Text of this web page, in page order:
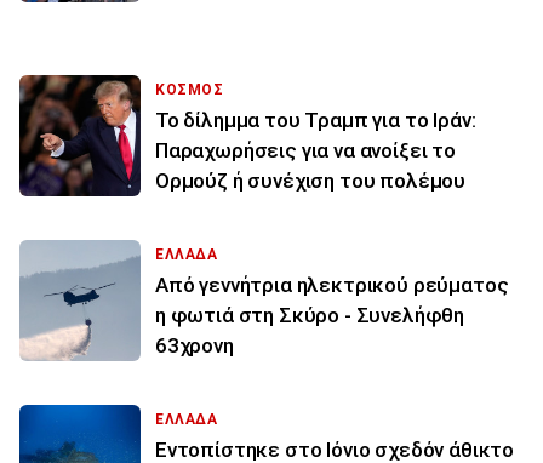
ΚΟΣΜΟΣ
Το δίλημμα του Τραμπ για το Ιράν:
Παραχωρήσεις για να ανοίξει το
Ορμούζ ή συνέχιση του πολέμου
ΕΛΛΑΔΑ
Από γεννήτρια ηλεκτρικού ρεύματος
η φωτιά στη Σκύρο - Συνελήφθη
63χρονη
ΕΛΛΑΔΑ
Εντοπίστηκε στο Ιόνιο σχεδόν άθικτο